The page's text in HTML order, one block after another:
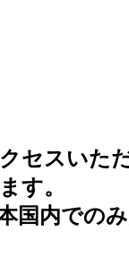
セスいた
す。
国内での